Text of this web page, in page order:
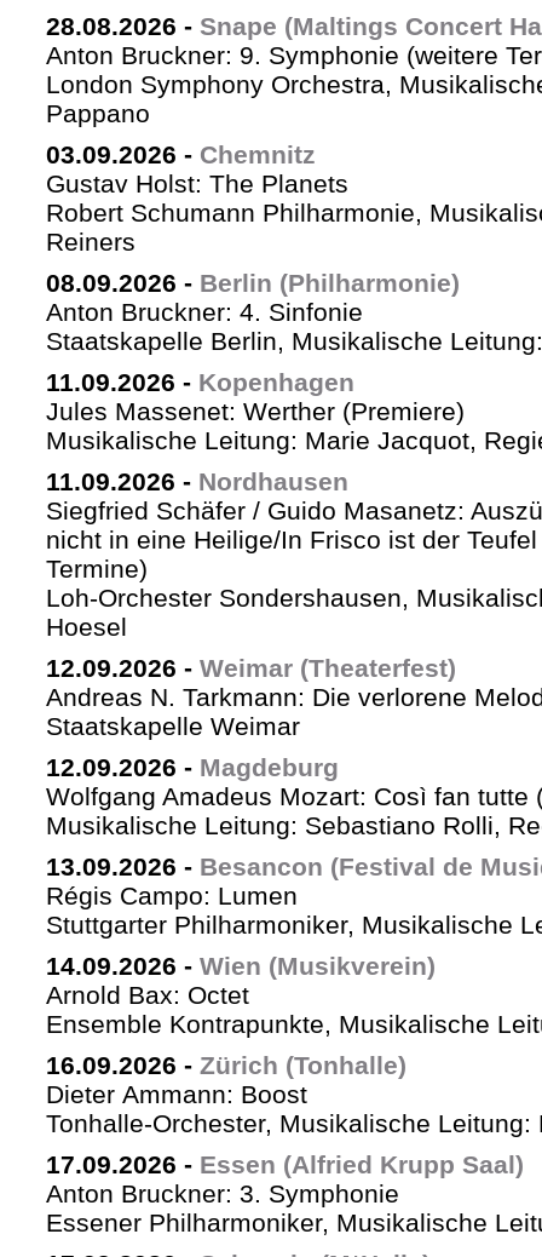
28.08.2026 - Snape (Maltings Concert
Anton Bruckner: 9. Symphonie (weitere
London Symphony Orchestra,
Pappano
03.09.2026 - Chemnitz
Gustav Holst: The Planets
Robert Schumann Philharmonie,
Reiners
08.09.2026 - Berlin (Philharmonie)
Anton Bruckner: 4. Sinfonie
Staatskapelle Berlin, Musikalische
11.09.2026 - Kopenhagen
Jules Massenet: Werther (Premiere)
Musikalische Leitung: Marie Jacquot,
11.09.2026 - Nordhausen
Siegfried Schäfer / Guido Masanetz:
nicht in eine Heilige/In Frisco ist der
Termine)
Loh-Orchester Sondershausen,
Hoesel
12.09.2026 - Weimar (Theaterfest)
Andreas N. Tarkmann: Die verlorene
Staatskapelle Weimar
12.09.2026 - Magdeburg
Wolfgang Amadeus Mozart: Così fan tutte
Musikalische Leitung: Sebastiano Rolli,
13.09.2026 - Besancon (Festival de
Régis Campo: Lumen
Stuttgarter Philharmoniker, Musikalische
14.09.2026 - Wien (Musikverein)
Arnold Bax: Octet
Ensemble Kontrapunkte, Musikalische
16.09.2026 - Zürich (Tonhalle)
Dieter Ammann: Boost
Tonhalle-Orchester, Musikalische Leitung:
17.09.2026 - Essen (Alfried Krupp Saal)
Anton Bruckner: 3. Symphonie
Essener Philharmoniker, Musikalische